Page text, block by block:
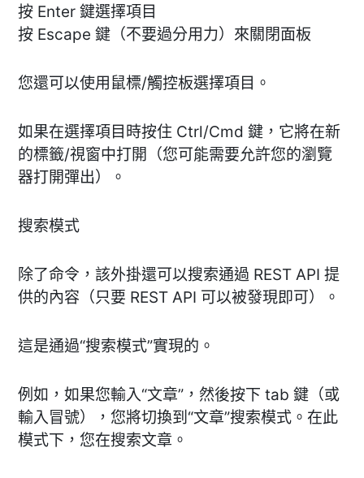
按 Enter 鍵選擇項目
按 Escape 鍵（不要過分用力）來關閉面板
您還可以使用鼠標/觸控板選擇項目。
如果在選擇項目時按住 Ctrl/Cmd 鍵，它將在新
的標籤/視窗中打開（您可能需要允許您的瀏覽
器打開彈出）。
搜索模式
除了命令，該外掛還可以搜索通過 REST API 提
供的內容（只要 REST API 可以被發現即可）。
這是通過“搜索模式”實現的。
例如，如果您輸入“文章”，然後按下 tab 鍵（或
輸入冒號），您將切換到“文章”搜索模式。在此
模式下，您在搜索文章。